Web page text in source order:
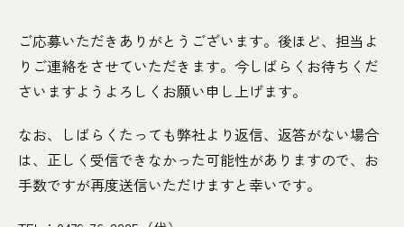
ご応募いただきありがとうございます。後ほど、担当よ
りご連絡をさせていただきます。今しばらくお待ちくだ
さいますようよろしくお願い申し上げます。
なお、しばらくたっても弊社より返信、返答がない場合
は、正しく受信できなかった可能性がありますので、お
手数ですが再度送信いただけますと幸いです。